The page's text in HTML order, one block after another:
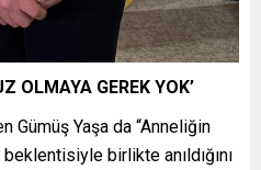
OLMAYA GEREK YOK’
Gümüş Yaşa da “Anneliğin
birlikte anıldığını